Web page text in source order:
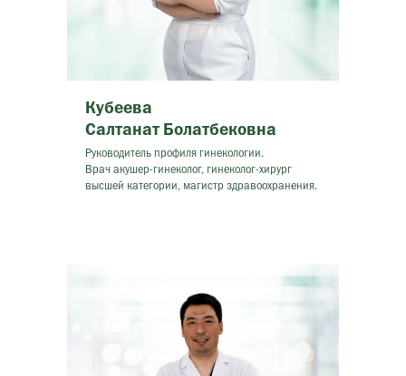
Кубеева
Салтанат Болатбековна
Руководитель профиля гинекологии.
Врач акушер-гинеколог, гинеколог-хирург
высшей категории, магистр здравоохранения.